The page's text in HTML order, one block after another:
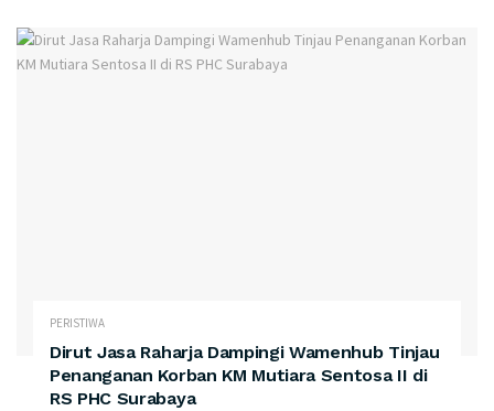
PERISTIWA
Dirut Jasa Raharja Dampingi Wamenhub Tinjau
Penanganan Korban KM Mutiara Sentosa II di
RS PHC Surabaya